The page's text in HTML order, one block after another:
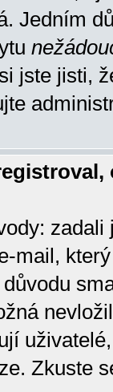
Jedním
jste jisti,
mail,
Zkuste